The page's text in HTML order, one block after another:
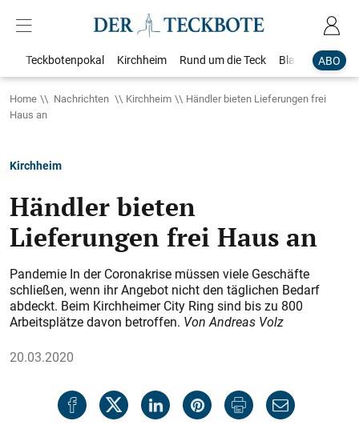
ABO
Teckbotenpokal Kirchheim Rund um die Teck Blaulicht
Home Nachrichten Kirchheim
Händler bieten Lieferungen frei
Haus an
Kirchheim
Händler bieten
Lieferungen frei Haus an
Pandemie In der Coronakrise müssen viele Geschäfte
schließen, wenn ihr Angebot nicht den täglichen Bedarf
abdeckt. Beim Kirchheimer City Ring sind bis zu 800
Arbeitsplätze davon betroffen. Von Andreas Volz
20.03.2020